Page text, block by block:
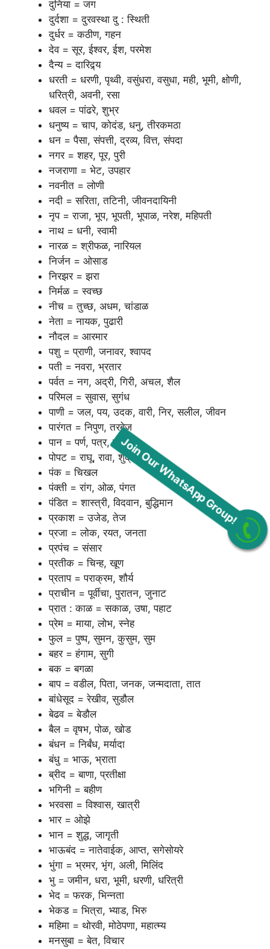
दुनिया = जग
दुर्दशा = दुरवस्था दु : स्थिती
दुर्धर = कठीण, गहन
देव = सूर, ईश्वर, ईश, परमेश
दैन्य = दारिद्र्य
धरती = धरणी, पृथ्वी, वसुंधरा, वसुधा, मही, भूमी, क्षोणी,
धरित्री, अवनी, रसा
धवल = पांढरे, शुभ्र
धनुष्य = चाप, कोदंड, धनु, तीरकमठा
धन = पैसा, संपत्ती, द्रव्य, वित्त, संपदा
नगर = शहर, पूर, पुरी
नजराणा = भेट, उपहार
नवनीत = लोणी
नदी = सरिता, तटिनी, जीवनदायिनी
नृप = राजा, भूप, भूपती, भूपाळ, नरेश, महिपती
नाथ = धनी, स्वामी
नारळ = श्रीफळ, नारियल
निर्जन = ओसाड
निरझर = झरा
निर्मळ = स्वच्छ
नीच = तुच्छ, अधम, चांडाळ
नेता = नायक, पुढारी
नौदल = आरमार
पशु = प्राणी, जनावर, श्वापद
पती = नवरा, भ्रतार
पर्वत = नग, अद्री, गिरी, अचल, शैल
परिमल = सुवास, सुगंध
पाणी = जल, पय, उदक, वारी, निर, सलील, जीवन
पारंगत = निपुण, तरबेज
पान = पर्ण, पत्र, पल्लव
पोपट = राघू, रावा, शुक्र, किर
पंक = चिखल
पंक्ती = रांग, ओळ, पंगत
पंडित = शास्त्री, विदवान, बुद्धिमान
प्रकाश = उजेड, तेज
प्रजा = लोक, रयत, जनता
प्रपंच = संसार
प्रतीक = चिन्ह, खूण
प्रताप = पराक्रम, शौर्य
प्राचीन = पूर्वीचा, पुरातन, जुनाट
प्रात : काळ = सकाळ, उषा, पहाट
प्रेम = माया, लोभ, स्नेह
फुल = पुष्प, सुमन, कुसुम, सुम
बहर = हंगाम, सुगी
बक = बगळा
बाप = वडील, पिता, जनक, जन्मदाता, तात
बांधेसूद = रेखीव, सुडौल
बेढव = बेडौल
बैल = वृषभ, पोळ, खोड
बंधन = निर्बंध, मर्यादा
बंधु = भाऊ, भ्राता
ब्रीद = बाणा, प्रतीक्षा
भगिनी = बहीण
भरवसा = विश्वास, खात्री
भार = ओझे
भान = शुद्ध, जागृती
भाऊबंद = नातेवाईक, आप्त, सगेसोयरे
भुंगा = भ्रमर, भृंग, अली, मिलिंद
भु = जमीन, धरा, भूमी, धरणी, धरित्री
भेद = फरक, भिन्नता
भेकड = भित्रा, भ्याड, भिरु
महिमा = थोरवी, मोठेपणा, महात्म्य
मनसुबा = बेत, विचार
Join Our WhatsApp Group!